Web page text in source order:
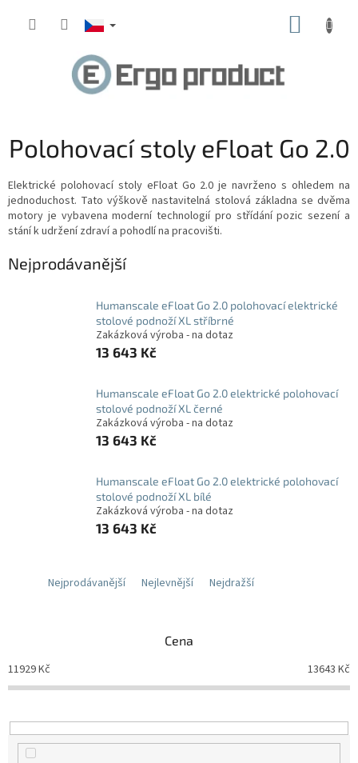
Polohovací stoly eFloat Go 2.0
Elektrické polohovací stoly eFloat Go 2.0 je navrženo s ohledem na
jednoduchost. Tato výškově nastavitelná stolová základna se dvěma
motory je vybavena moderní technologií pro střídání pozic sezení a
stání k udržení zdraví a pohodlí na pracovišti.
Nejprodávanější
Humanscale eFloat Go 2.0 polohovací elektrické
stolové podnoží XL stříbrné
Zakázková výroba - na dotaz
13 643 Kč
Humanscale eFloat Go 2.0 elektrické polohovací
stolové podnoží XL černé
Zakázková výroba - na dotaz
13 643 Kč
Humanscale eFloat Go 2.0 elektrické polohovací
stolové podnoží XL bílé
Zakázková výroba - na dotaz
13 643 Kč
Nejprodávanější Nejlevnější Nejdražší
Cena
11929Kč 13643 Kč